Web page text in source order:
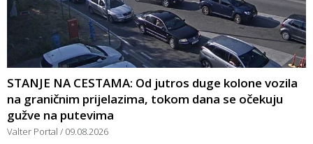
STANJE NA CESTAMA: Od jutros duge kolone vozila
na graničnim prijelazima, tokom dana se očekuju
gužve na putevima
Valter Portal 09.08.2026